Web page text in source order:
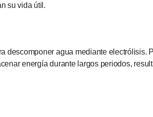
su vida útil.
descomponer agua mediante
energía durante largos periodos,